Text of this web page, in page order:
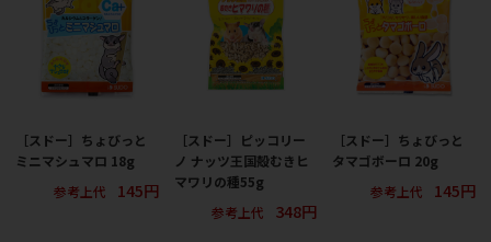
［スドー］ちょびっと
ミニマシュマロ 18g
参考上代
145円
［スドー］ピッコリー
ノ ナッツ王国殻むきヒ
マワリの種55g
参考上代
348円
［スドー］ちょびっと
タマゴボーロ 20g
参考上代
145円